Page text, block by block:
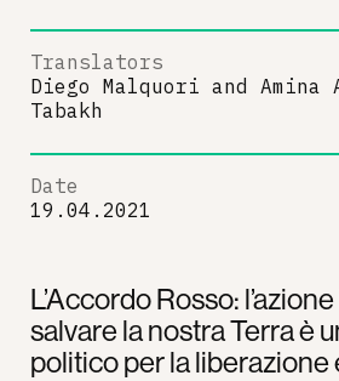
L’Accordo Rosso:
salvare la nostra Terra è
politico per la liberazione
Translators
Diego Malquori and
Tabakh
Date
19.04.2021